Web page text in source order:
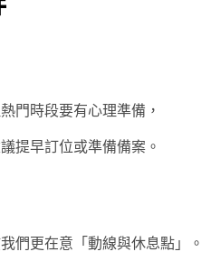
門時段要有心理準備，
提早訂位或準備備案。
們更在意「動線與休息點」。